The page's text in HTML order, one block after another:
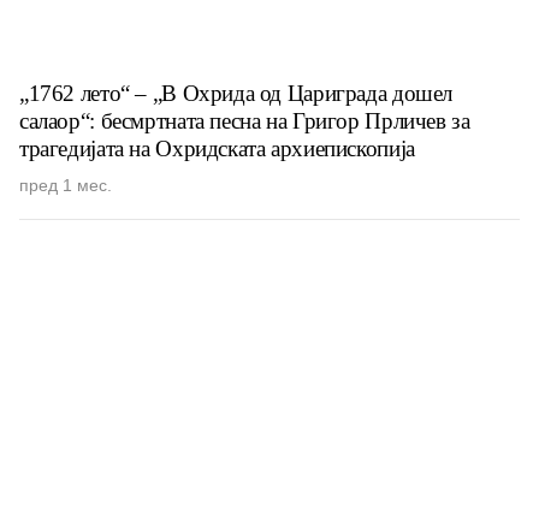
„1762 лето“ – „В Охрида од Цариграда дошел
салаор“: бесмртната песна на Григор Прличев за
трагедијата на Охридската архиепископија
пред 1 мес.